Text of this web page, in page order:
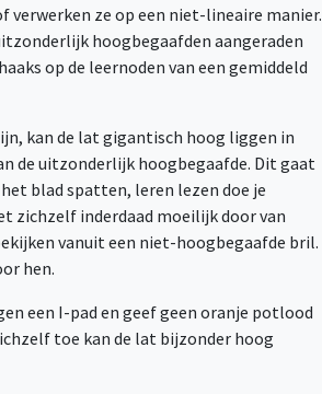
verwerken ze op een niet-lineaire manier.
hoogbegaafden aangeraden
op de leernoden van een gemiddeld
kan de lat gigantisch hoog liggen in
de uitzonderlijk hoogbegaafde. Dit gaat
blad spatten, leren lezen doe je
zichzelf inderdaad moeilijk door van
vanuit een niet-hoogbegaafde bril.
hen.
een I-pad en geef geen oranje potlood
toe kan de lat bijzonder hoog